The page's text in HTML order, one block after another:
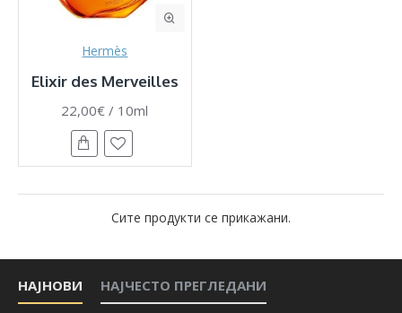
Hermès
Elixir des Merveilles
22,00€ / 10ml
Сите продукти се прикажани.
НАЈНОВИ НАЈЧЕСТО ПРЕГЛЕДАНИ